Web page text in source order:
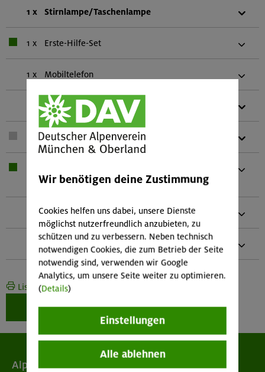
1 x Stirnlampe/Taschenlampe
1 x Erste-Hilfe-Set
1 x Mobiltelefon
Biwaksack (einer pro zwei Personen)
Teleskopstöcke
Waschzeug
Und kleines Handtuch
Arbeitshandschuhe
Liste drucken
Weiter zur Buchung
Alpenverein
Wir benötigen deine Zustimmung
Cookies helfen uns dabei, unsere Dienste
möglichst nutzerfreundlich anzubieten, zu
schützen und zu verbessern. Neben technisch
notwendigen Cookies, die zum Betrieb der Seite
notwendig sind, verwenden wir Google
Analytics, um unsere Seite weiter zu optimieren.
(Details)
Einstellungen
Alle ablehnen